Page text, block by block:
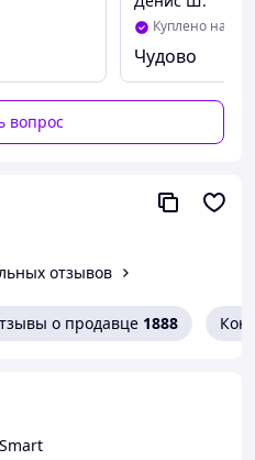
Куплено на
Чудово
вопрос
отзывов
о продавце 1888